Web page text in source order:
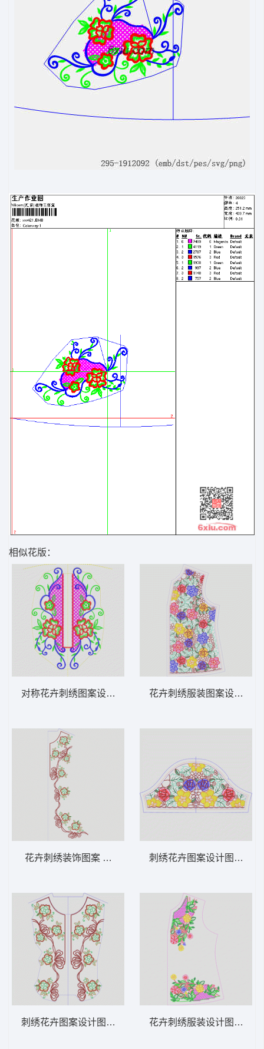
相似花版：
对称花卉刺绣图案设计 领 衣边下摆 中东阿
花卉刺绣装饰图案 领 衣边下摆 中东阿拉伯
刺绣花卉图案设计图 领 衣边下摆 中东阿拉
花卉刺绣服装图案设计 领
刺绣花卉图案设计图 领 衣
花卉刺绣服装设计图 领 衣